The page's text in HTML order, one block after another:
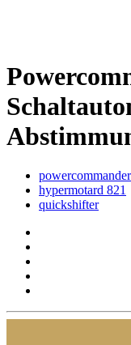
powercommander
hypermotard 821
quickshifter